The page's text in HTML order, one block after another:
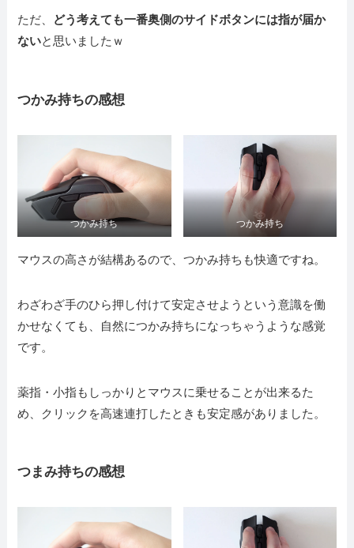
ただ、 どう考えても一番奥側のサイドボタンには指が届か
ないと思いましたｗ
つかみ持ちの感想
つかみ持ち つかみ持ち
マウスの高さが結構あるので、つかみ持ちも快適ですね。
わざわざ手のひら押し付けて安定させようという意識を働
かせなくても、自然につかみ持ちになっちゃうような感覚
です。
薬指・小指もしっかりとマウスに乗せることが出来るた
め、クリックを高速連打したときも安定感がありました。
つまみ持ちの感想